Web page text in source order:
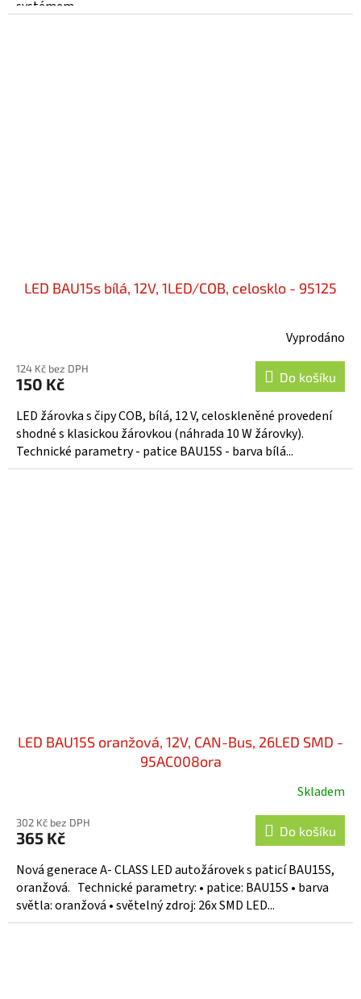
systémem...
LED BAU15s bílá, 12V, 1LED/COB, celosklo - 95125
Vyprodáno
124 Kč bez DPH
150 Kč Do košíku
LED žárovka s čipy COB, bílá, 12 V, celoskleněné provedení
shodné s klasickou žárovkou (náhrada 10 W žárovky).
Technické parametry - patice BAU15S - barva bílá...
LED BAU15S oranžová, 12V, CAN-Bus, 26LED SMD -
95AC008ora
Skladem
302 Kč bez DPH
365 Kč Do košíku
Nová generace A- CLASS LED autožárovek s paticí BAU15S,
oranžová. Technické parametry: • patice: BAU15S • barva
světla: oranžová • světelný zdroj: 26x SMD LED...